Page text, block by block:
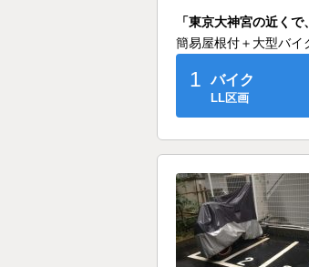
「東京大神宮の近く
簡易屋根付＋大型バイ
1 バイク
LL区画